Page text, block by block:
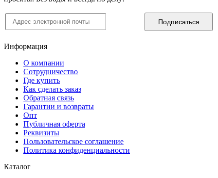
Информация
О компании
Сотрудничество
Где купить
Как сделать заказ
Обратная связь
Гарантии и возвраты
Опт
Публичная оферта
Реквизиты
Пользовательское соглашение
Политика конфиденциальности
Каталог